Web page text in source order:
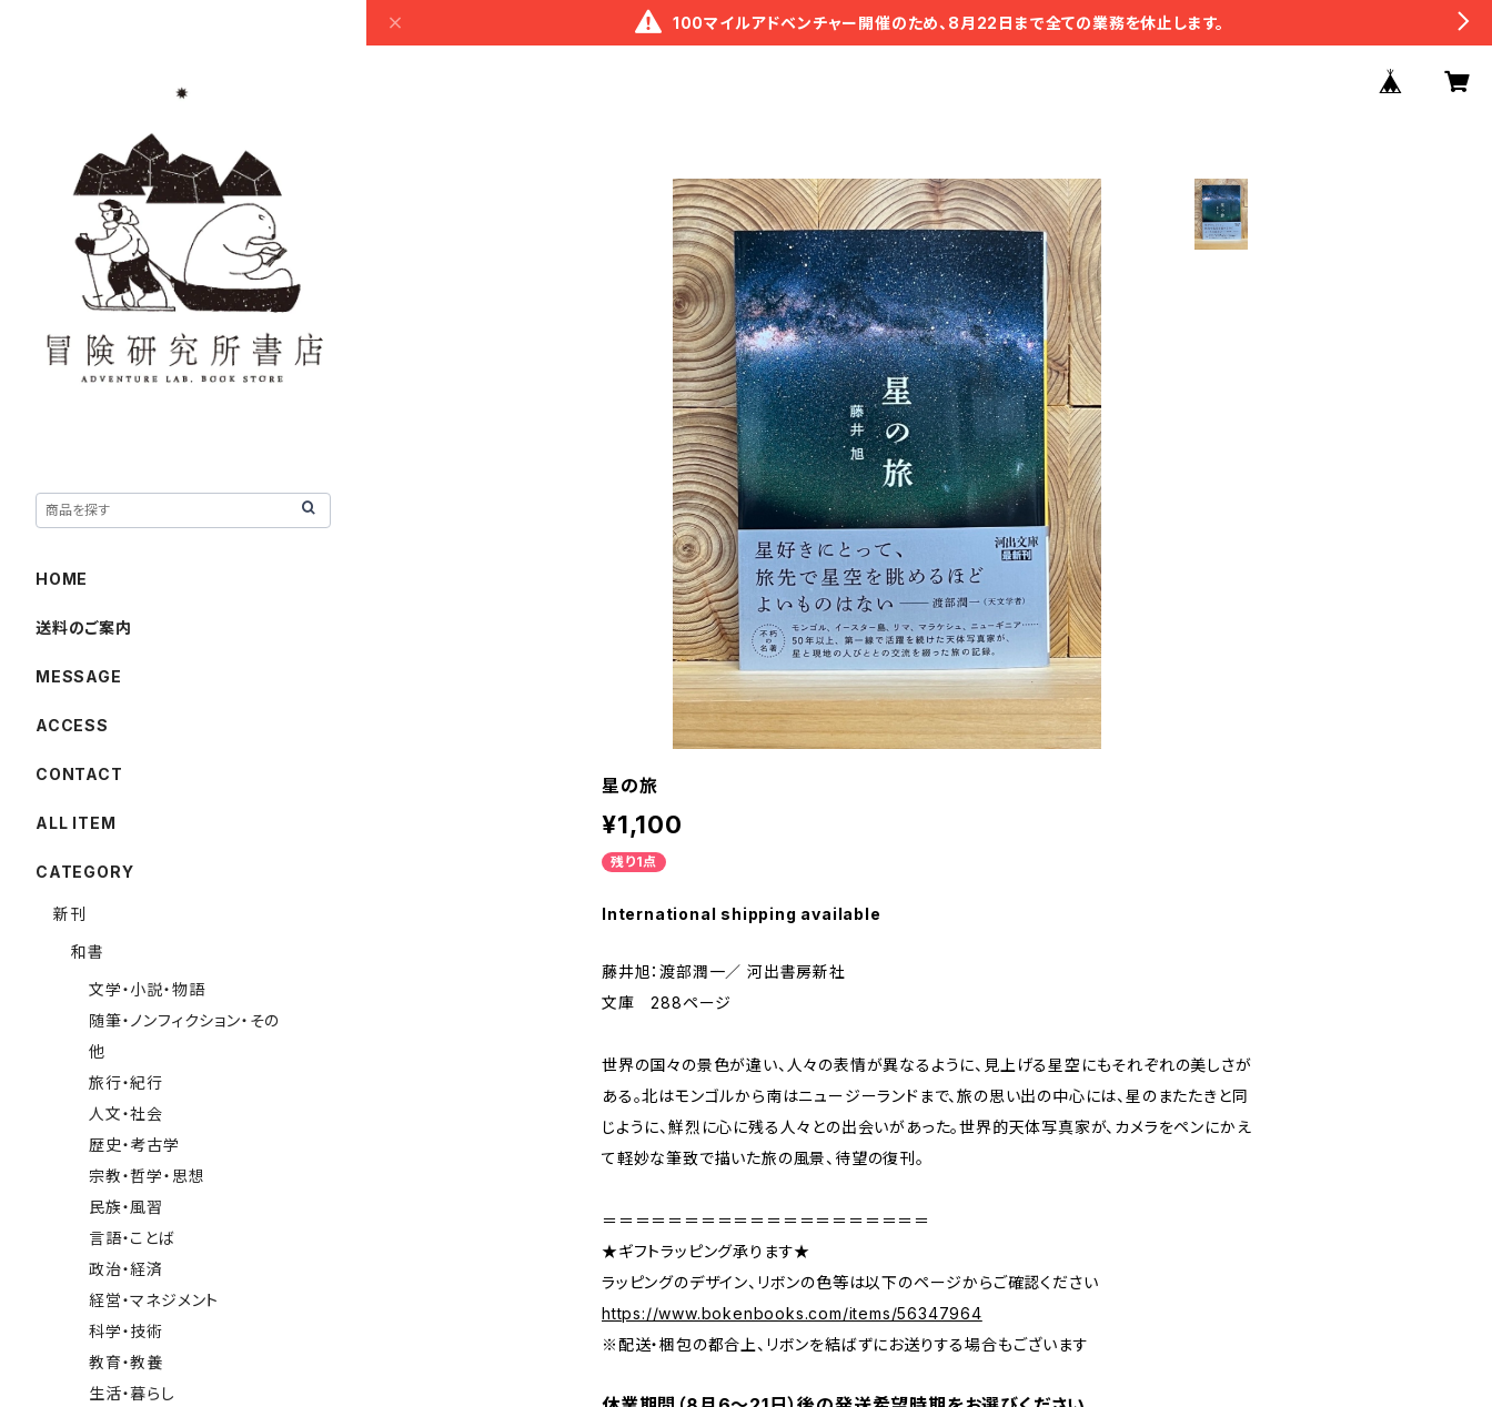
100マイルアドベンチャー開催のため、8月22日まで全ての業務を休止します。
星の旅
¥1,100
残り1点
International shipping available
藤井旭：渡部潤一／ 河出書房新社
文庫 288ページ
世界の国々の景色が違い、人々の表情が異なるように、見上げる星空にもそれぞれの美しさが
ある。北はモンゴルから南はニュージーランドまで、旅の思い出の中心には、星のまたたきと同
じように、鮮烈に心に残る人々との出会いがあった。世界的天体写真家が、カメラをペンにかえ
て軽妙な筆致で描いた旅の風景、待望の復刊。
＝＝＝＝＝＝＝＝＝＝＝＝＝＝＝＝＝＝＝＝
★ギフトラッピング承ります★
ラッピングのデザイン、リボンの色等は以下のページからご確認ください
https://www.bokenbooks.com/items/56347964
※配送・梱包の都合上、リボンを結ばずにお送りする場合もございます
HOME
送料のご案内
MESSAGE
ACCESS
CONTACT
ALL ITEM
CATEGORY
新刊
和書
文学・小説・物語
随筆・ノンフィクション・その
他
旅行・紀行
人文・社会
歴史・考古学
宗教・哲学・思想
民族・風習
言語・ことば
政治・経済
経営・マネジメント
科学・技術
教育・教養
生活・暮らし